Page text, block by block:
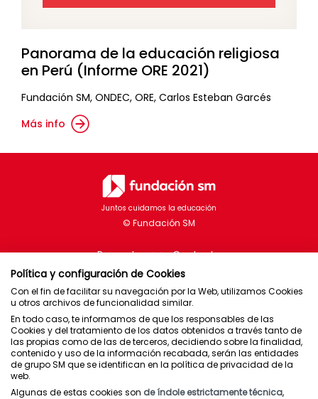
Panorama de la educación religiosa
en Perú (Informe ORE 2021)
Fundación SM, ONDEC, ORE, Carlos Esteban Garcés
Más info
Juntos cuidamos la educación
Proyectos Contacto
Brasil
Chile
España
México
Política y configuración de Cookies
Con el fin de facilitar su navegación por la Web, utilizamos Cookies
u otros archivos de funcionalidad similar.
En todo caso, te informamos de que los responsables de las
Cookies y del tratamiento de los datos obtenidos a través tanto de
las propias como de las de terceros, decidiendo sobre la finalidad,
contenido y uso de la información recabada, serán las entidades
de grupo SM que se identifican en la política de privacidad de la
web.
Algunas de estas cookies son de índole estrictamente técnica,